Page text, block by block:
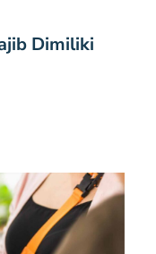
Dimiliki